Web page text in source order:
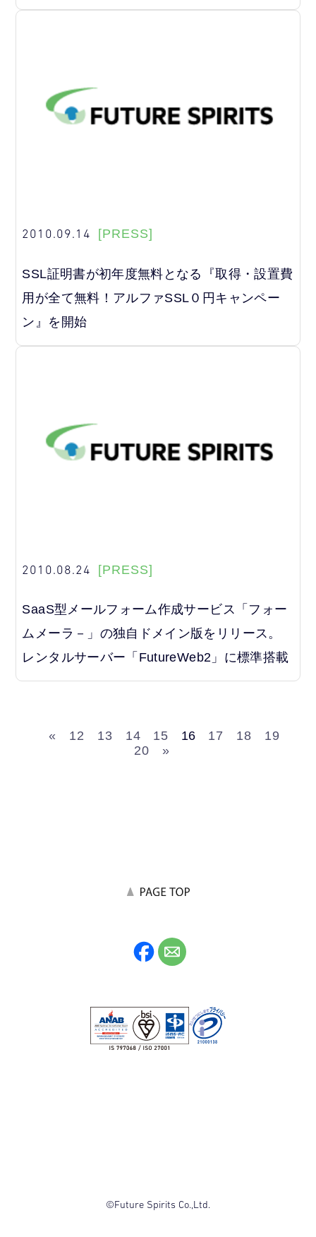
2010.09.14 [PRESS]
SSL証明書が初年度無料となる『取得・設置費
用が全て無料！アルファSSL０円キャンペー
ン』を開始
2010.08.24 [PRESS]
SaaS型メールフォーム作成サービス「フォー
ムメーラ－」の独自ドメイン版をリリース。
レンタルサーバー「FutureWeb2」に標準搭載
« 12 13 14 15 16 17 18
19
20
»
©Future Spirits Co.,Ltd.